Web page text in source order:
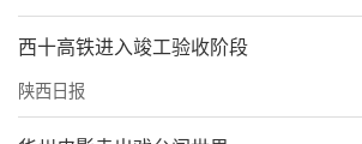
西十高铁进入竣工验收阶段
陕西日报